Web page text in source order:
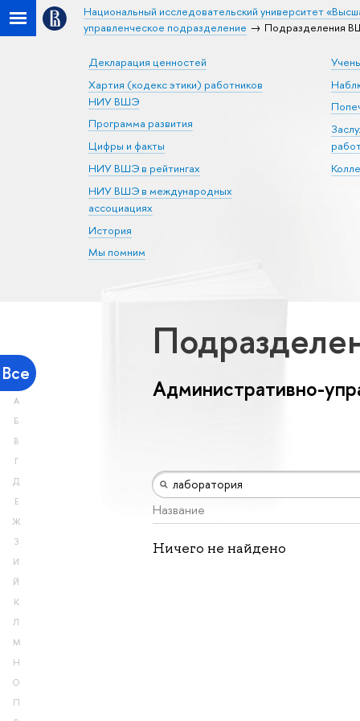
Национальный исследовательский университет
управленческое подразделение
Подразделения
Декларация ценностей
Хартия (кодекс этики) работников
НИУ ВШЭ
Программа развития
Цифры и факты
НИУ ВШЭ в рейтингах
НИУ ВШЭ в международных
ассоциациях
История
Мы помним
Все
А
Б
В
Г
Д
Е
Ж
З
И
Й
К
Л
М
Н
О
П
Административно-
Название
Ничего не найдено